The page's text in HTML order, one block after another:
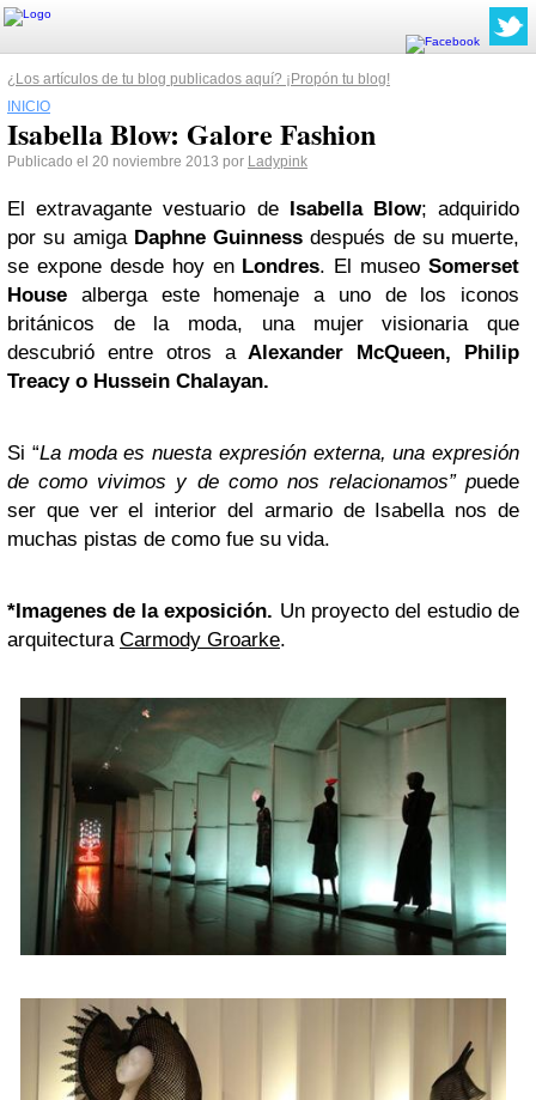
¿Los artículos de tu blog publicados aquí? ¡Propón tu blog!
INICIO
Isabella Blow: Galore Fashion
Publicado el 20 noviembre 2013 por Ladypink
El extravagante vestuario de Isabella Blow; adquirido
por su amiga Daphne Guinness después de su muerte,
se expone desde hoy en Londres. El museo Somerset
House alberga este homenaje a uno de los iconos
británicos de la moda, una mujer visionaria que
descubrió entre otros aAlexander McQueen, Philip
Treacy o Hussein Chalayan.
Si “La moda es nuesta expresión externa, una expresión
de como vivimos y de como nos relacionamos”puede
ser que ver el interior del armario de Isabella nos de
muchas pistas de como fue su vida.
*Imagenes de la exposición. Un proyecto del estudio de
arquitectura Carmody Groarke.